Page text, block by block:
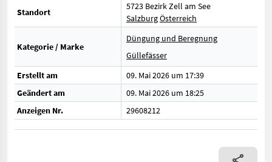
Standort
5723 Bezirk Zell am See
SalzburgÖsterreich
Kategorie / Marke
Düngung und Beregnung
Güllefässer
Erstellt am
09. Mai 2026 um 17:39
Geändert am
09. Mai 2026 um 18:25
Anzeigen Nr.
29608212